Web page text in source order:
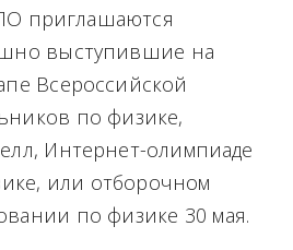
приглашаются
выступившие на
Всероссийской
по физике,
Интернет-олимпиаде
или отборочном
по физике 30 мая.